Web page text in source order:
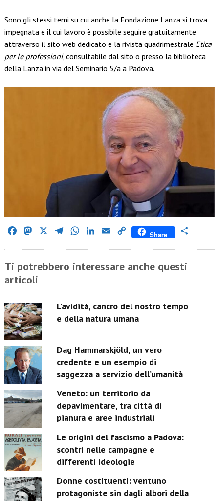
Sono gli stessi temi su cui anche la Fondazione Lanza si trova
impegnata e il cui lavoro è possibile seguire gratuitamente
attraverso il sito web dedicato e la rivista quadrimestrale Etica
per le professioni, consultabile dal sito o presso la biblioteca
della Lanza in via del Seminario 5/a a Padova.
FacebookMastodon TelegramWhatsAppLinkedIn
Email Copy
Share
Ti potrebbero interessare anche questi
articoli
L’avidità, cancro del nostro tempo
e della natura umana
Dag Hammarskjöld, un vero
credente e un esempio di
saggezza a servizio dell’umanità
Veneto: un territorio da
depavimentare, tra città di
pianura e aree industriali
Le origini del fascismo a Padova:
scontri nelle campagne e
differenti ideologie
Donne costituenti: ventuno
protagoniste sin dagli albori della